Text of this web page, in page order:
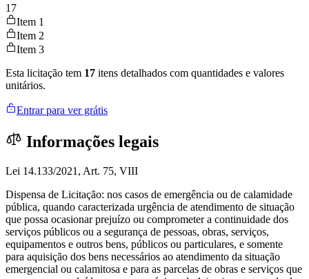
17
Item 1
Item 2
Item 3
Esta licitação tem 17 itens detalhados com quantidades e valores
unitários.
Entrar para ver grátis
Informações legais
Lei 14.133/2021, Art. 75, VIII
Dispensa de Licitação: nos casos de emergência ou de calamidade
pública, quando caracterizada urgência de atendimento de situação
que possa ocasionar prejuízo ou comprometer a continuidade dos
serviços públicos ou a segurança de pessoas, obras, serviços,
equipamentos e outros bens, públicos ou particulares, e somente
para aquisição dos bens necessários ao atendimento da situação
emergencial ou calamitosa e para as parcelas de obras e serviços que